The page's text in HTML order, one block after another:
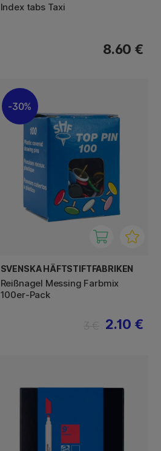
Index tabs Taxi
8.60 €
30%
SVENSKA HÄFTSTIFTFABRIKEN
Reißnagel Messing Farbmix
100er-Pack
2.10 €